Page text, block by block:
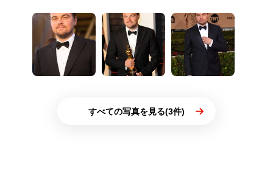
すべての写真を見る(3件)